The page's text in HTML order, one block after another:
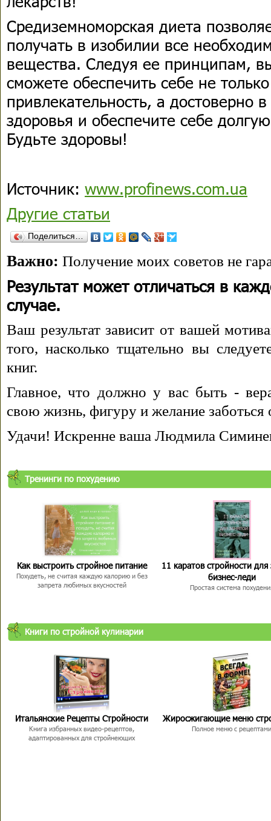
Средиземноморская диета
получать в изобилии все
вещества. Следуя ее принципам,
сможете обеспечить себе не
привлекательность, а достоверно
здоровья и обеспечите себе
Будьте здоровы!
Источник: www.profinews.com.ua
Другие статьи
Поделиться…
Важно: Получение моих советов не
Результат может отличаться в
случае.
Ваш результат зависит от вашей
того, насколько тщательно вы
книг.
Главное, что должно у вас быть -
свою жизнь, фигуру и желание заботься
Удачи! Искренне ваша Людмила
Тренинги по похудению
Как выстроить стройное питание
Похудеть, не считая каждую калорию и без
запрета любимых вкусностей
11 каратов стройности для
бизнес-леди
Простая система
Книги по стройной кулинарии
Итальянские Рецепты Стройности
Книга избранных видео-рецептов,
адаптированных для стройнеющих
Жиросжигающие меню
Полное меню с рецептами